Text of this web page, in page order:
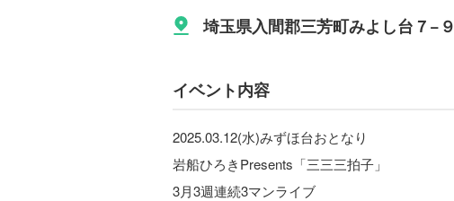
埼玉県入間郡三芳町みよし台７−９
イベント内容
2025.03.12(水)みずほ台おとなり
岩船ひろきPresents「三三三拍子」
3月3週連続3マンライブ